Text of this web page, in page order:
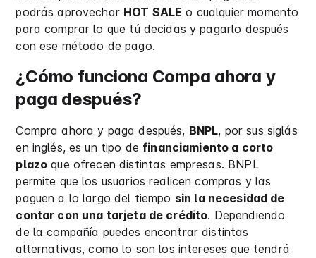
podrás aprovechar HOT SALE o cualquier momento
para comprar lo que tú decidas y pagarlo después
con ese método de pago.
¿Cómo funciona Compa ahora y
paga después?
Compra ahora y paga después, BNPL, por sus siglás
en inglés, es un tipo de financiamiento a corto
plazo que ofrecen distintas empresas. BNPL
permite que los usuarios realicen compras y las
paguen a lo largo del tiempo sin la necesidad de
contar con una tarjeta de crédito. Dependiendo
de la compañía puedes encontrar distintas
alternativas, como lo son los intereses que tendrá